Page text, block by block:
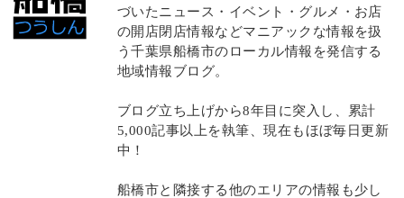
づいたニュース・イベント・グルメ・お店
の開店閉店情報などマニアックな情報を扱
う千葉県船橋市のローカル情報を発信する
地域情報ブログ。
ブログ立ち上げから8年目に突入し、累計
5,000記事以上を執筆、現在もほぼ毎日更新
中！
船橋市と隣接する他のエリアの情報も少し